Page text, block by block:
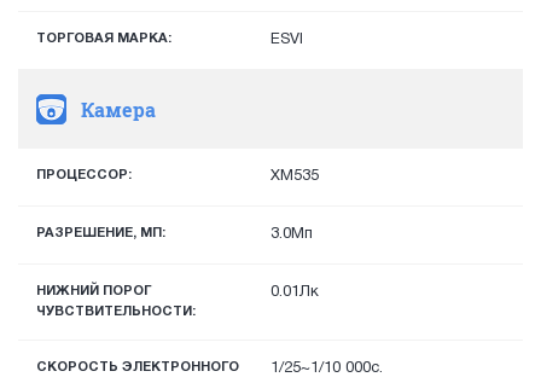
ТОРГОВАЯ МАРКА: ESVI
Камера
ПРОЦЕССОР: XM535
РАЗРЕШЕНИЕ, МП: 3.0Мп
НИЖНИЙ ПОРОГ
ЧУВСТВИТЕЛЬНОСТИ:
0.01Лк
СКОРОСТЬ ЭЛЕКТРОННОГО
1/25~1/10 000с.